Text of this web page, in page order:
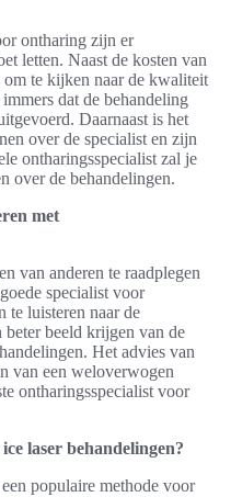
ontharing zijn er
letten. Naast de kosten van
te kijken naar de kwaliteit
dat de behandeling
Daarnaast is het
over de specialist en zijn
ontharingsspecialist zal je
over de behandelingen.
met
van anderen te raadplegen
specialist voor
te luisteren naar de
beter beeld krijgen van de
Het advies van
van een weloverwogen
ontharingsspecialist voor
laser behandelingen?
populaire methode voor